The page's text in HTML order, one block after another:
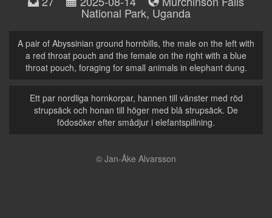
National Park, Uganda
A pair of Abyssinian ground hornbills, the male on the left with
a red throat pouch and the female on the right with a blue
throat pouch, foraging for small animals in elephant dung.
Ett par nordliga hornkorpar, hannen till vänster med röd
strupsäck och honan till höger med blå strupsäck. De
födosöker efter smådjur i elefantspillning.
© Jan-Åke Alvarsson